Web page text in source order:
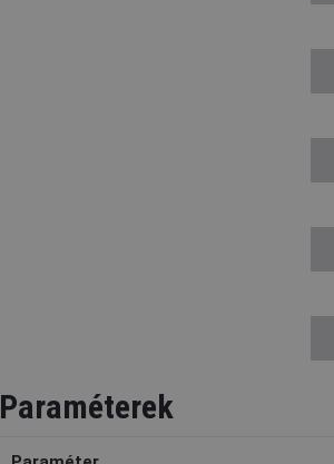
Paraméterek